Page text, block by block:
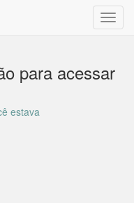
para acessar
estava